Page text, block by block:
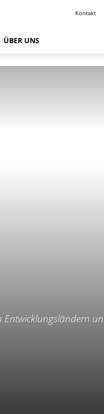
Kontakt
ÜBER UNS